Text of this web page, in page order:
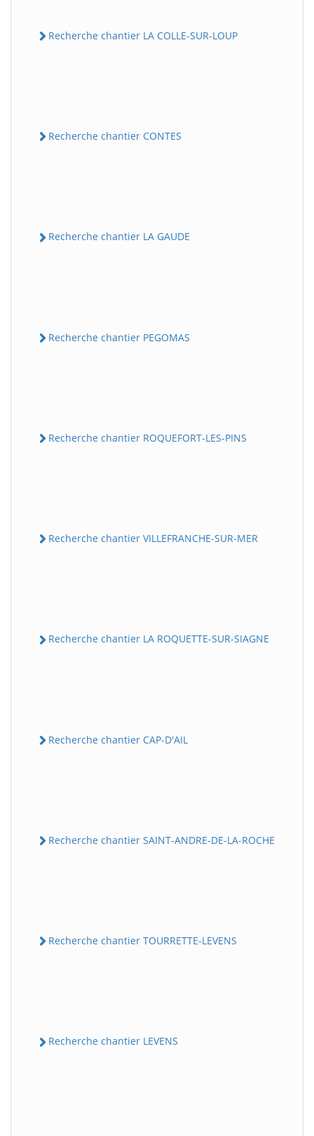
Recherche chantier LA COLLE-SUR-LOUP
Recherche chantier CONTES
Recherche chantier LA GAUDE
Recherche chantier PEGOMAS
Recherche chantier ROQUEFORT-LES-PINS
Recherche chantier VILLEFRANCHE-SUR-MER
Recherche chantier LA ROQUETTE-SUR-SIAGNE
Recherche chantier CAP-D'AIL
Recherche chantier SAINT-ANDRE-DE-LA-ROCHE
Recherche chantier TOURRETTE-LEVENS
Recherche chantier LEVENS